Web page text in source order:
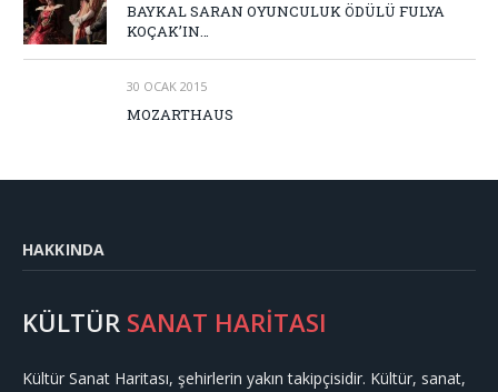
BAYKAL SARAN OYUNCULUK ÖDÜLÜ FULYA
KOÇAK’IN…
30 OCAK 2015
MOZARTHAUS
HAKKINDA
KÜLTÜR SANAT HARİTASI
Kültür Sanat Haritası, şehirlerin yakın takipçisidir. Kültür, sanat,